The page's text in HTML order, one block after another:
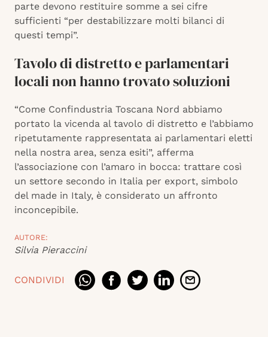
parte devono restituire somme a sei cifre
sufficienti “per destabilizzare molti bilanci di
questi tempi”.
Tavolo di distretto e parlamentari
locali non hanno trovato soluzioni
“Come Confindustria Toscana Nord abbiamo
portato la vicenda al tavolo di distretto e l’abbiamo
ripetutamente rappresentata ai parlamentari eletti
nella nostra area, senza esiti”, afferma
l’associazione con l’amaro in bocca: trattare così
un settore secondo in Italia per export, simbolo
del made in Italy, è considerato un affronto
inconcepibile.
AUTORE:
Silvia Pieraccini
CONDIVIDI